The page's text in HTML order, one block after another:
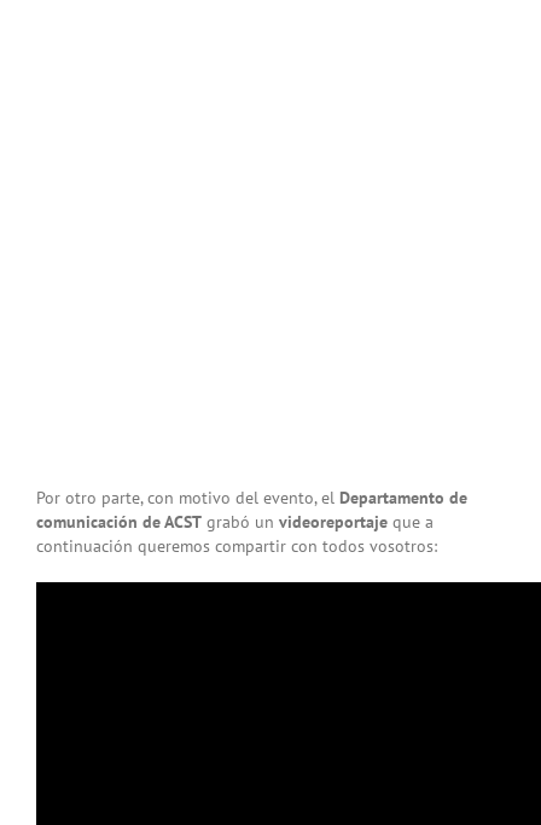
Por otro parte, con motivo del evento, el Departamento de
comunicación de ACST grabó un videoreportaje que a
continuación queremos compartir con todos vosotros: